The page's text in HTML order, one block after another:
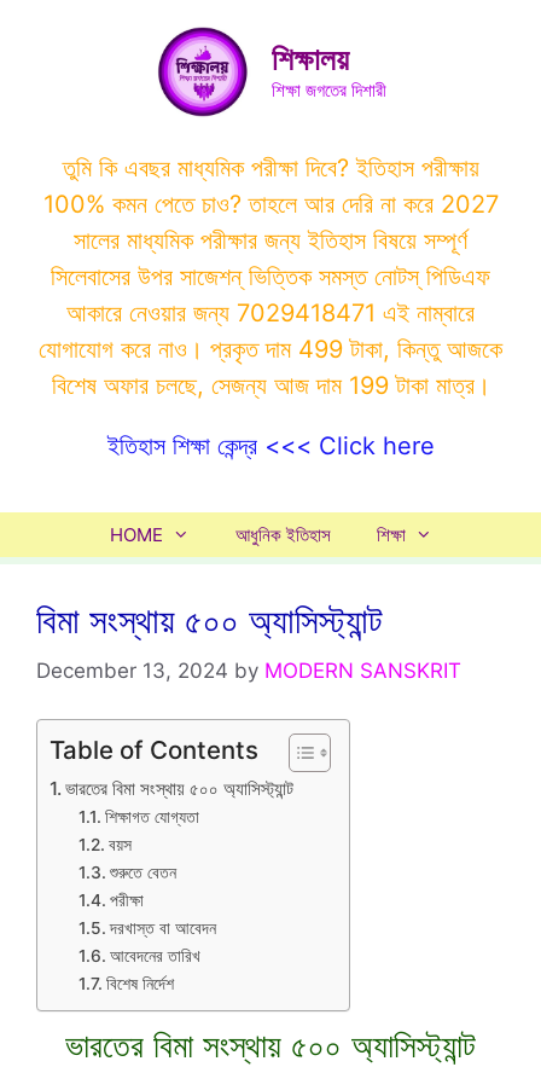
শিক্ষালয়
শিক্ষা জগতের দিশারী
তুমি কি এবছর মাধ্যমিক পরীক্ষা দিবে? ইতিহাস পরীক্ষায়
100% কমন পেতে চাও? তাহলে আর দেরি না করে 2027
সালের মাধ্যমিক পরীক্ষার জন্য ইতিহাস বিষয়ে সম্পূর্ণ
সিলেবাসের উপর সাজেশন্ ভিত্তিক সমস্ত নোটস্ পিডিএফ
আকারে নেওয়ার জন্য 7029418471 এই নাম্বারে
যোগাযোগ করে নাও। প্রকৃত দাম 499 টাকা, কিন্তু আজকে
বিশেষ অফার চলছে, সেজন্য আজ দাম 199 টাকা মাত্র।
ইতিহাস শিক্ষা কেন্দ্র <<< Click here
HOME আধুনিক ইতিহাস শিক্ষা
বিমা সংস্থায় ৫০০ অ্যাসিস্ট্যান্ট
December 13, 2024 by MODERN SANSKRIT
Table of Contents
ভারতের বিমা সংস্থায় ৫০০ অ্যাসিস্ট্যান্ট
শিক্ষাগত যোগ্যতা
বয়স
শুরুতে বেতন
পরীক্ষা
দরখাস্ত বা আবেদন
আবেদনের তারিখ
বিশেষ নির্দেশ
ভারতের বিমা সংস্থায় ৫০০ অ্যাসিস্ট্যান্ট